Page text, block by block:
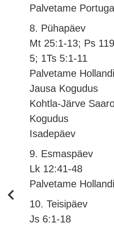
Palvetame
8. Pühapäev
Mt 25:1-13; Ps
5; 1Ts 5:1-11
Palvetame
Jausa Kogudus
Kohtla-Järve
Kogudus
Isadepäev
9. Esmaspäev
Lk 12:41-48
Palvetame
10. Teisipäev
Js 6:1-18